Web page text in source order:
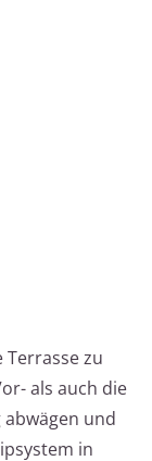
zu
als auch die
und
in